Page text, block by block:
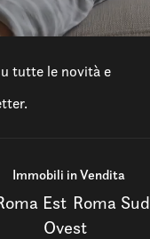
tutte le novità e
Immobili in Vendita
Est Roma Sud
Ovest